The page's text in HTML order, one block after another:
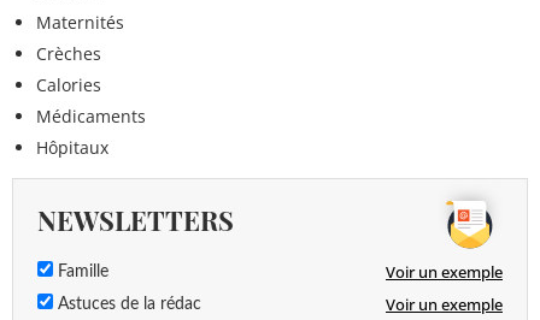
Maternités
Crèches
Calories
Médicaments
Hôpitaux
NEWSLETTERS
Famille Voir un exemple
Astuces de la rédac Voir un exemple